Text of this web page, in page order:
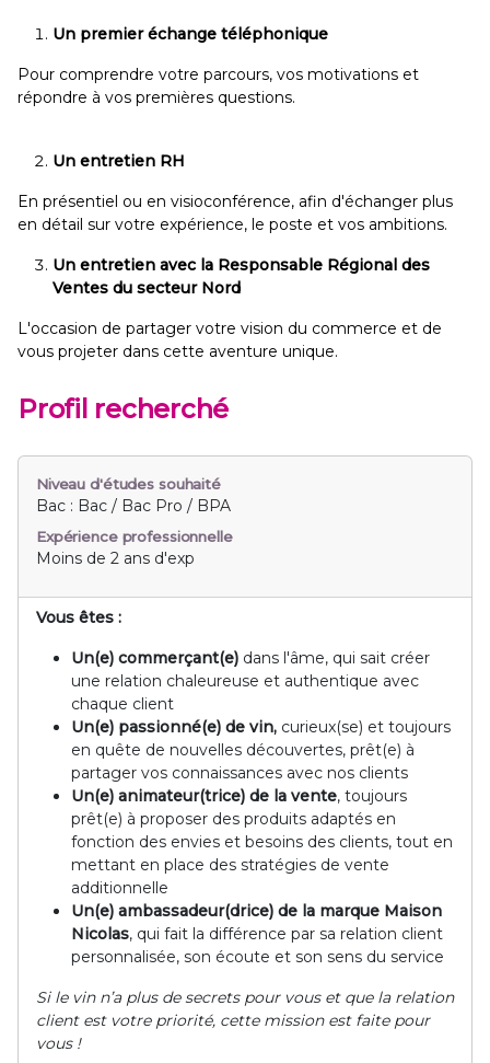
Un premier échange téléphonique
Pour comprendre votre parcours, vos motivations et
répondre à vos premières questions.
Un entretien RH
En présentiel ou en visioconférence, afin d'échanger plus
en détail sur votre expérience, le poste et vos ambitions.
Un entretien avec la Responsable Régional des
Ventes du secteur Nord
L'occasion de partager votre vision du commerce et de
vous projeter dans cette aventure unique.
Profil recherché
Niveau d'études souhaité
Bac : Bac / Bac Pro / BPA
Expérience professionnelle
Moins de 2 ans d'exp
Vous êtes :
Un(e) commerçant(e) dans l'âme, qui sait créer
une relation chaleureuse et authentique avec
chaque client
Un(e) passionné(e) de vin, curieux(se) et toujours
en quête de nouvelles découvertes, prêt(e) à
partager vos connaissances avec nos clients
Un(e) animateur(trice) de la vente, toujours
prêt(e) à proposer des produits adaptés en
fonction des envies et besoins des clients, tout en
mettant en place des stratégies de vente
additionnelle
Un(e) ambassadeur(drice) de la marque Maison
Nicolas, qui fait la différence par sa relation client
personnalisée, son écoute et son sens du service
Si le vin n’a plus de secrets pour vous et que la relation
client est votre priorité, cette mission est faite pour
vous !